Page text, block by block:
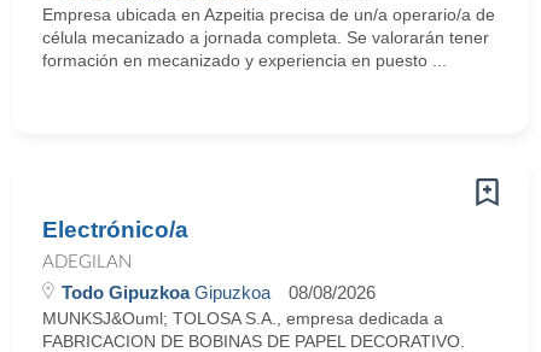
Empresa ubicada en Azpeitia precisa de un/a operario/a de
célula mecanizado a jornada completa. Se valorarán tener
formación en mecanizado y experiencia en puesto ...
Electrónico/a
ADEGILAN
Todo GipuzkoaGipuzkoa 08/08/2026
MUNKSJ&Ouml; TOLOSA S.A., empresa dedicada a
FABRICACION DE BOBINAS DE PAPEL DECORATIVO.